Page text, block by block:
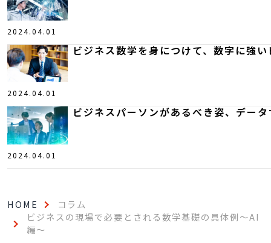
2024.04.01
2024.04.01
ビジネス数学を身につけて、数字に強
2024.04.01
ビジネスパーソンがあるべき姿、デー
HOME
コラム
ビジネスの現場で必要とされる数学基礎の具体例～AI
編～